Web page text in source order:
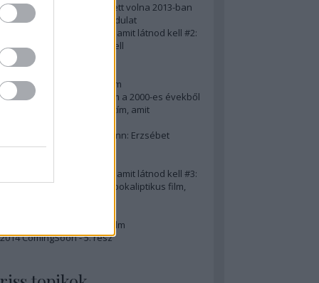
15(+1) film, amit látnod kellett volna 2013-ban
A 15 legnagyobb filmes fordulat
50 posztapokaliptikus film, amit látnod kell #2:
10 zombifilm, amit látnod kell
A 10 legjobb gengszterfilm
A 10 legjobb Brad Pitt-film
A 10 legjobb Mel Gibson-film
Az igazi 10 legjobb akciófilm a 2000-es évekből
10 iszonyatos magyar filmcím, amit
Könyvkritika: Brigitte Hamann: Erzsébet
királyné (2019)
50 posztapokaliptikus film, amit látnod kell #3:
10 (nem is annyira) posztapokaliptikus film,
A 10 legjobb Matt Damon-film
2014 ComingSoon - 5. rész